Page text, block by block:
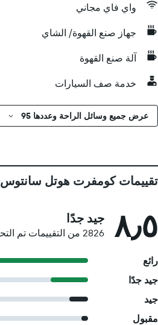
واي فاي مجاني
جهاز صنع القهوة/ الشاي
آلة صنع القهوة
خدمة صف السيارات
عرض جميع وسائل الراحة وعددها 95
تقييمات كومفرت هوتل سانتوس
٨٫٥ جيد جدًا
2826 من التقييمات تم التحقق منها
رائع
جيد جدًا
جيد
مقبول